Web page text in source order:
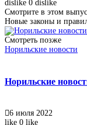
dislike 0 dislike
Смотрите в этом
Новые законы и
Смотреть позже
Норильские новости
Норильские
6 июля 2022
like 0 like